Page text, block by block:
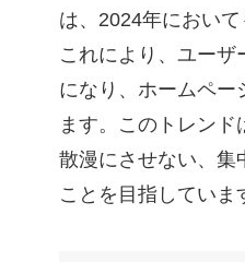
は、2024年において
これにより、ユーザ
になり、ホームペー
ます。このトレン
散漫にさせない、集
ことを目指していま